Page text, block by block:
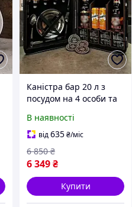
Каністра бар 20 л з
посудом на 4 особи та
оригінальний
подарунок чоловіку,
куму
В наявності
від635₴/міс
6 349₴
6 850 ₴
Купити